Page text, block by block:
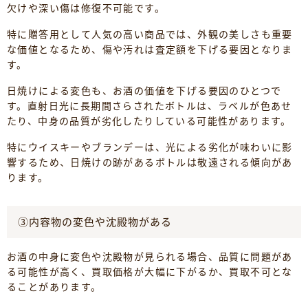
欠けや深い傷は修復不可能です。
特に贈答用として人気の高い商品では、外観の美しさも重要
な価値となるため、傷や汚れは査定額を下げる要因となりま
す。
日焼けによる変色も、お酒の価値を下げる要因のひとつで
す。直射日光に長期間さらされたボトルは、ラベルが色あせ
たり、中身の品質が劣化したりしている可能性があります。
特にウイスキーやブランデーは、光による劣化が味わいに影
響するため、日焼けの跡があるボトルは敬遠される傾向があ
ります。
③内容物の変色や沈殿物がある
お酒の中身に変色や沈殿物が見られる場合、品質に問題があ
る可能性が高く、買取価格が大幅に下がるか、買取不可とな
ることがあります。